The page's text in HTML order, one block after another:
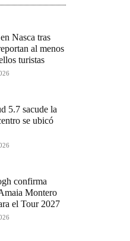
Nasca tras
al menos
turistas
5.7 sacude la
se ubicó
confirma
Montero
el Tour 2027